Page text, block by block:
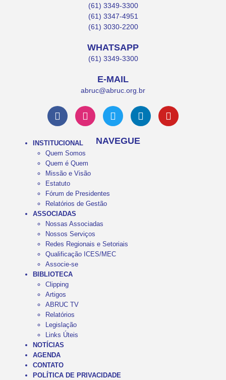
(61) 3349-3300
(61) 3347-4951
(61) 3030-2200
WHATSAPP
(61) 3349-3300
E-MAIL
abruc@abruc.org.br
NAVEGUE
INSTITUCIONAL
Quem Somos
Quem é Quem
Missão e Visão
Estatuto
Fórum de Presidentes
Relatórios de Gestão
ASSOCIADAS
Nossas Associadas
Nossos Serviços
Redes Regionais e Setoriais
Qualificação ICES/MEC
Associe-se
BIBLIOTECA
Clipping
Artigos
ABRUC TV
Relatórios
Legislação
Links Úteis
NOTÍCIAS
AGENDA
CONTATO
POLÍTICA DE PRIVACIDADE